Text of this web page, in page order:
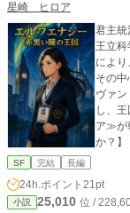
星崎 ヒロア
君主統
王立科
により
その
ヴァン・カイザ。 だが
し、
ア≫が
か？】 リヴァンの幼馴染であり、彼を信じる首相秘書官スメ
す禁忌
た。 ――信じた正義は、本物か。それとも歪んだ偽物か。 剣
SF 完結 長編
24h.ポイント 21pt
小説 25,010 位 /